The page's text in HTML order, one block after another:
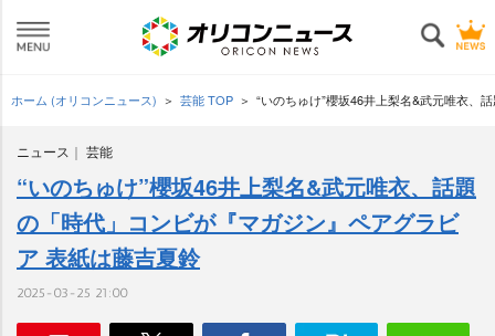
ホーム (オリコンニュース) 芸能 TOP “いのちゅけ”櫻坂46井上梨名&武元唯衣、
ニュース 芸能
“いのちゅけ”櫻坂46井上梨名&武元唯衣、話題
の「時代」コンビが『マガジン』ペアグラビ
ア 表紙は藤吉夏鈴
2025-03-25 21:00